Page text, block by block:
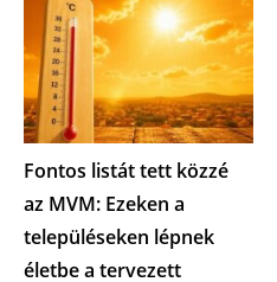
Fontos listát tett közzé
az MVM: Ezeken a
településeken lépnek
életbe a tervezett